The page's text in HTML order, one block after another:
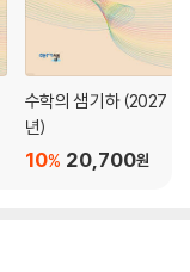
수학의 샘 기하 (2027
년)
20,700원
10%